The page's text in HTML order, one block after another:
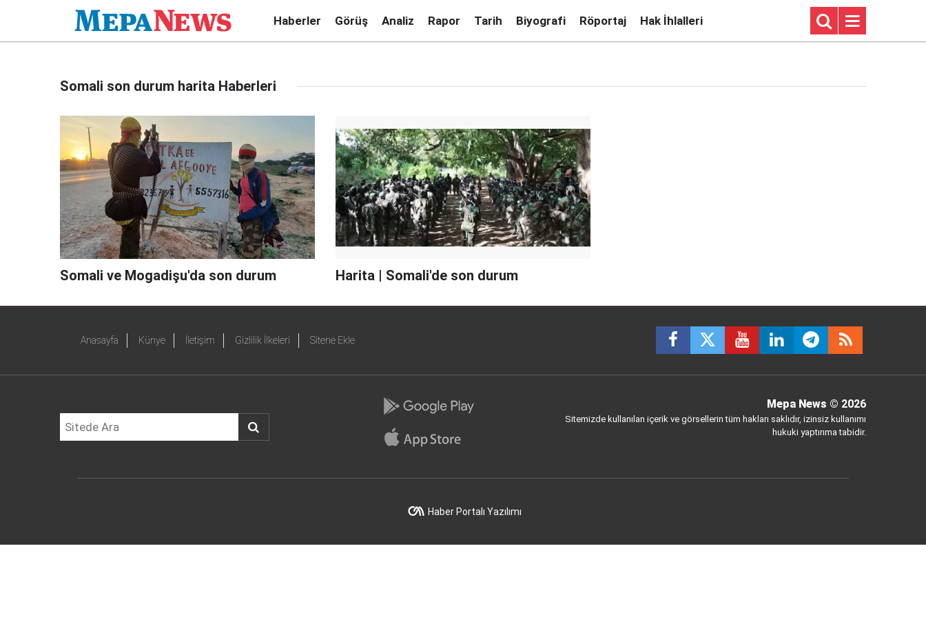
Haberler Görüş Analiz Rapor Tarih Biyografi Röportaj Hak İhlalleri
Somali son durum harita Haberleri
Somali ve Mogadişu'da son durum Harita | Somali'de son durum
Anasayfa Künye İletişim Gizlilik İlkeleri Sitene Ekle
Mepa News © 2026
Sitemizde kullanılan içerik ve görsellerin tüm hakları saklıdır, izinsiz kullanımı
hukuki yaptırıma tabidir.
Haber Portalı Yazılımı